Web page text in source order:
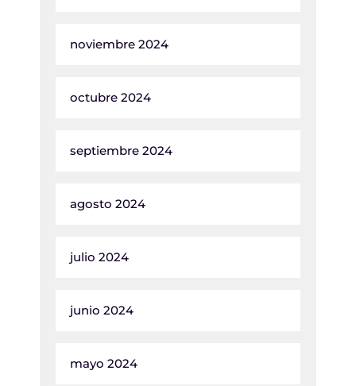
noviembre 2024
octubre 2024
septiembre 2024
agosto 2024
julio 2024
junio 2024
mayo 2024